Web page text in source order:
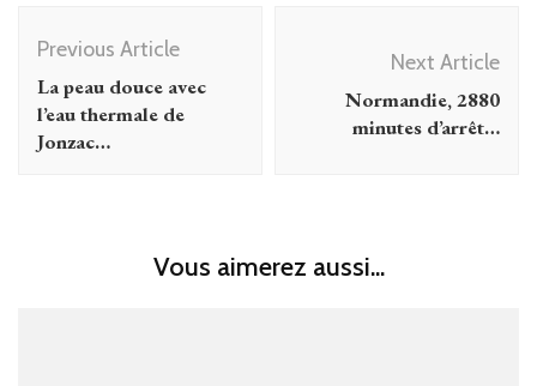
Navigation
Previous Article
La peau douce avec
l’eau thermale de
Jonzac…
Next Article
Normandie, 2880
minutes d’arrêt…
Vous aimerez aussi...